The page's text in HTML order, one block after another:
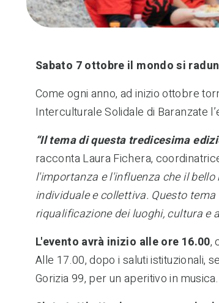
Sabato 7 ottobre il mondo si
Come ogni anno, ad inizio ottobre
Interculturale Solidale di Baranzate
“Il tema di questa tredicesima
raccontaLaura Fichera,
l'importanza e l'influenza che il
individuale e collettiva. Questo
riqualificazione dei luoghi, cultura e
L'evento avrà inizio alle ore 16.00,
Alle 17.00, dopo i saluti istituzionali,
Gorizia 99, per un aperitivoin musica.